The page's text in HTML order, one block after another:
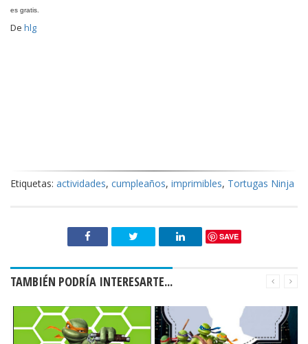
es gratis.
De hlg
Etiquetas: actividades, cumpleaños, imprimibles, Tortugas Ninja
SAVE
TAMBIÉN PODRÍA INTERESARTE...